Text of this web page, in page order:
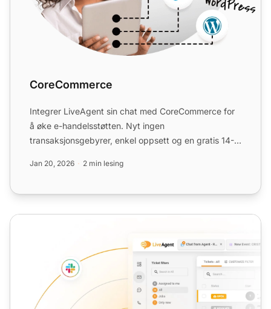
CoreCommerce
Integrer LiveAgent sin chat med CoreCommerce for
å øke e-handelsstøtten. Nyt ingen
transaksjonsgebyrer, enkel oppsett og en gratis 14-
Jan 20, 2026 2 min lesing
Chat-verktøy